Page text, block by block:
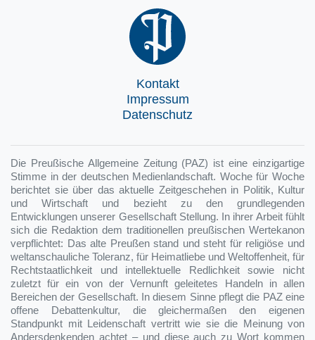
Kontakt
Impressum
Datenschutz
Die Preußische Allgemeine Zeitung (PAZ) ist eine einzigartige
Stimme in der deutschen Medienlandschaft. Woche für Woche
berichtet sie über das aktuelle Zeitgeschehen in Politik, Kultur
und Wirtschaft und bezieht zu den grundlegenden
Entwicklungen unserer Gesellschaft Stellung. In ihrer Arbeit fühlt
sich die Redaktion dem traditionellen preußischen Wertekanon
verpflichtet: Das alte Preußen stand und steht für religiöse und
weltanschauliche Toleranz, für Heimatliebe und Weltoffenheit, für
Rechtstaatlichkeit und intellektuelle Redlichkeit sowie nicht
zuletzt für ein von der Vernunft geleitetes Handeln in allen
Bereichen der Gesellschaft. In diesem Sinne pflegt die PAZ eine
offene Debattenkultur, die gleichermaßen den eigenen
Standpunkt mit Leidenschaft vertritt wie sie die Meinung von
Andersdenkenden achtet – und diese auch zu Wort kommen